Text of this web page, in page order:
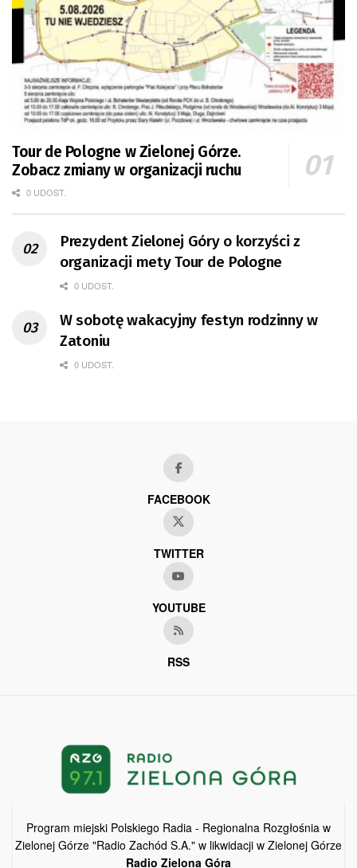
Tour de Pologne w Zielonej Górze.
Zobacz zmiany w organizacji ruchu
0 UDOST.
Prezydent Zielonej Góry o korzyści z
organizacji mety Tour de Pologne
0 UDOST.
W sobotę wakacyjny festyn rodzinny w
Zatoniu
0 UDOST.
FACEBOOK
TWITTER
YOUTUBE
RSS
Program miejski Polskiego Radia - Regionalna Rozgłośnia w
Zielonej Górze "Radio Zachód S.A." w likwidacji w Zielonej Górze
Radio Zielona Góra